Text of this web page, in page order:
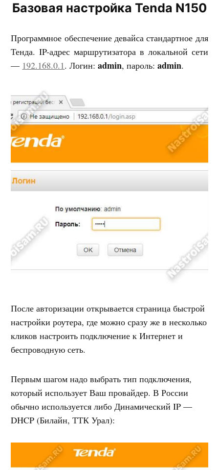
Базовая настройка Tenda N150
Программное обеспечение девайса стандартное для
Тенда. IP-адрес маршрутизатора в локальной сети
— 192.168.0.1. Логин:admin, пароль:admin.
После авторизации открывается страница быстрой
настройки роутера, где можно сразу же в несколько
кликов настроить подключение к Интернет и
беспроводную сеть.
Первым шагом надо выбрать тип подключения,
который использует Ваш провайдер. В России
обычно используется либо Динамический IP —
DHCP (Билайн, ТТК Урал):